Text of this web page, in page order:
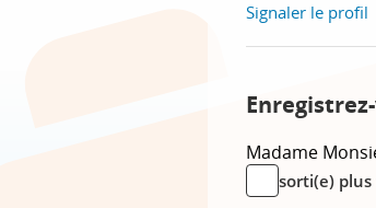
Signaler le profil
Madame
sorti(e) plus